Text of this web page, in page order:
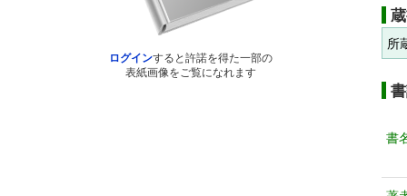
ログインすると許諾を得た一部の
表紙画像をご覧になれます
所
書